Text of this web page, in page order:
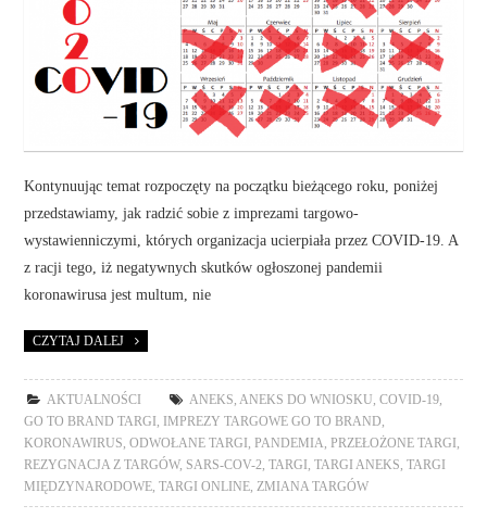
Kontynuując temat rozpoczęty na początku bieżącego roku, poniżej
przedstawiamy, jak radzić sobie z imprezami targowo-
wystawienniczymi, których organizacja ucierpiała przez COVID-19. A
z racji tego, iż negatywnych skutków ogłoszonej pandemii
koronawirusa jest multum, nie
CZYTAJ DALEJ
AKTUALNOŚCI ANEKS ANEKS DO WNIOSKU ,COVID-19
GO TO BRAND TARGI
IMPREZY TARGOWE GO TO BRAND
KORONAWIRUS ,ODWOŁANE TARGI ,PANDEMIA ,PRZEŁOŻONE TARGI
REZYGNACJA Z TARGÓW, SARS-COV-2 ,TARGI ,TARGI ANEKS ,TARGI
MIĘDZYNARODOWE ,TARGI ONLINE ZMIANA TARGÓW